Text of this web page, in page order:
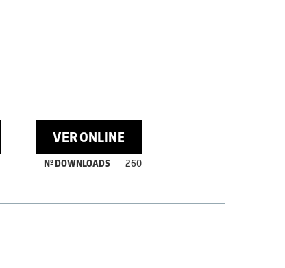
VER ONLINE
Nº DOWNLOADS 260